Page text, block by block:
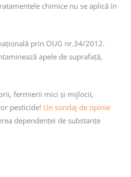
chimice nu se aplică în
prin OUG nr.34/2012.
apele de suprafață,
fermierii mici și mijlocii,
pesticide! Un sondaj de opinie
dependenței de substanțe